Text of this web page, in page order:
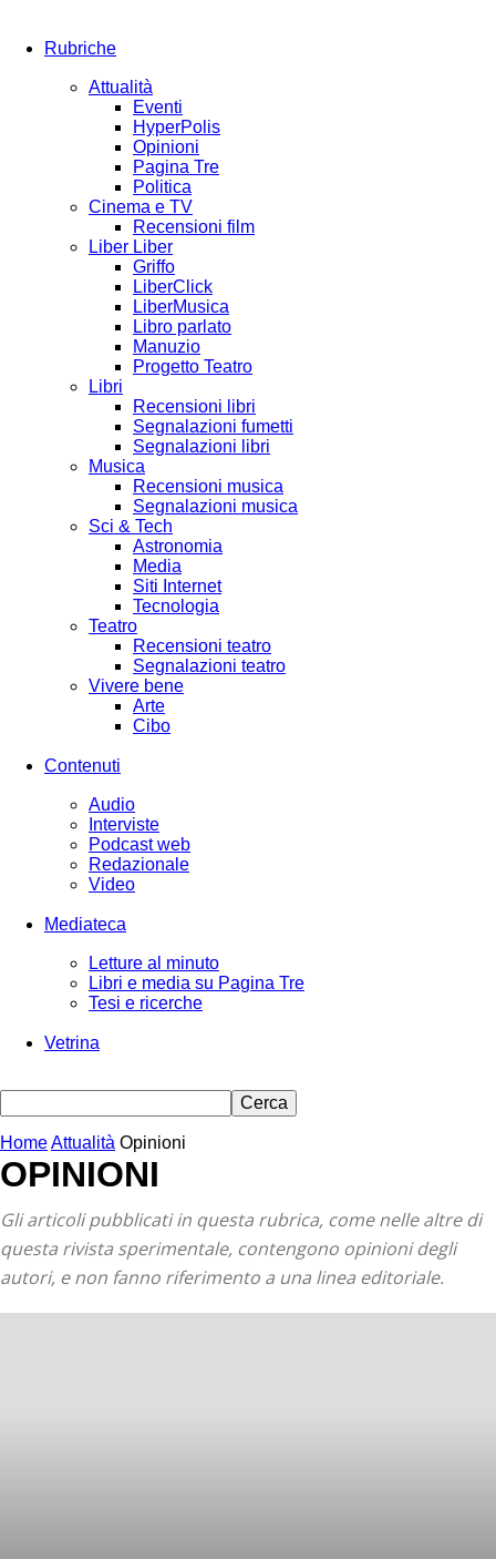
Rubriche
Attualità
Eventi
HyperPolis
Opinioni
Pagina Tre
Politica
Cinema e TV
Recensioni film
Liber Liber
Griffo
LiberClick
LiberMusica
Libro parlato
Manuzio
Progetto Teatro
Libri
Recensioni libri
Segnalazioni fumetti
Segnalazioni libri
Musica
Recensioni musica
Segnalazioni musica
Sci & Tech
Astronomia
Media
Siti Internet
Tecnologia
Teatro
Recensioni teatro
Segnalazioni teatro
Vivere bene
Arte
Cibo
Contenuti
Audio
Interviste
Podcast web
Redazionale
Video
Mediateca
Letture al minuto
Libri e media su Pagina Tre
Tesi e ricerche
Vetrina
HomeAttualità Opinioni
OPINIONI
Gli articoli pubblicati in questa rubrica, come nelle altre di
questa rivista sperimentale, contengono opinioni degli
autori, e non fanno riferimento a una linea editoriale.